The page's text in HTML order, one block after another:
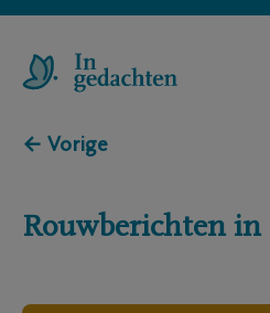
← Vorige
Rouwberichten in